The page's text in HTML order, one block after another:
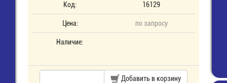
Код: 16129
Цена: по запросу
Наличие:
Добавить в корзину